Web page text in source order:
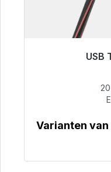
USB
Varianten